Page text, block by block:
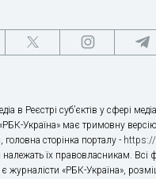
в Реєстрі суб’єктів у сфері
Україна» має тримовну версію
головна сторінка порталу - https://
їх правовласникам. Всі
журналісти «РБК-Україна»,